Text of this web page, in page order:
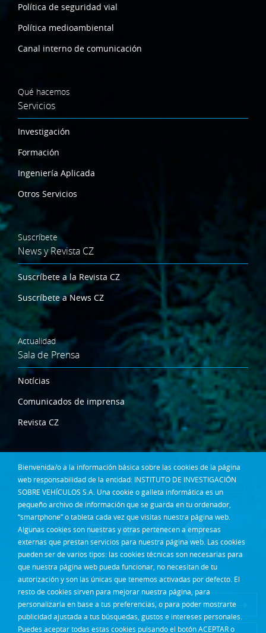
Bienvenida/o a la información básica sobre las cookies de la página
web responsabilidad de la entidad: INSTITUTO DE INVESTIGACIÓN
SOBRE VEHÍCULOS S.A. Una cookie o galleta informática es un
pequeño archivo de información que se guarda en tu ordenador,
“smartphone” o tableta cada vez que visitas nuestra página web.
Algunas cookies son nuestras y otras pertenecen a empresas
externas que prestan servicios para nuestra página web. Las cookies
pueden ser de varios tipos: las cookies técnicas son necesarias para
que nuestra página web pueda funcionar, no necesitan de tu
autorización y son las únicas que tenemos activadas por defecto. El
resto de cookies sirven para mejorar nuestra página, para
personalizarla en base a tus preferencias, o para poder mostrarte
publicidad ajustada a tus búsquedas, gustos e intereses personales.
Puedes aceptar todas estas cookies pulsando el botón ACEPTAR o
Política de seguridad vial
Política medioambiental
Canal interno de comunicación
Qué hacemos
Servicios
Investigación
Formación
Ingeniería Aplicada
Otros Servicios
Suscríbete
News y Revista CZ
Suscríbete a la Revista CZ
Suscríbete a News CZ
Actualidad
Sala de Prensa
Notícias
Comunicados de imprensa
Revista CZ
Dónde estamos
Contacta
Síguenos en:
Acceso Intranet